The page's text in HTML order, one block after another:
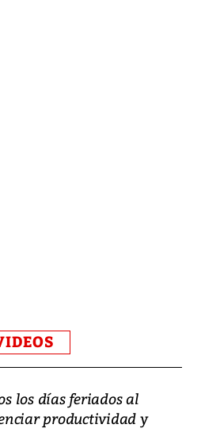
los días feriados al
productividad y